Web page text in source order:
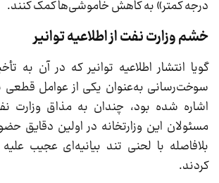
درجه کمتر» به کاهش خاموشی‌ها کمک کنند.
خشم وزارت نفت از اطلاعیه توانیر
گویا انتشار اطلاعیه توانیر که در آن به
سوخت‌رسانی به‌عنوان یکی از عوامل قطعی
اشاره شده بود، چندان به مذاق وزارت
مسئولان این وزارتخانه در اولین دقایق
بلافاصله با لحنی تند بیانیه‌ای عجیب
کردند.